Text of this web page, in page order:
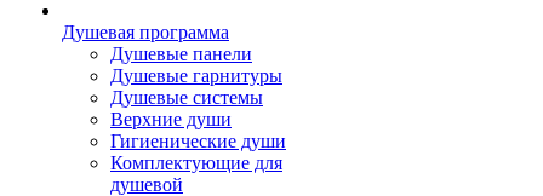
Душевая программа
Душевые панели
Душевые гарнитуры
Душевые системы
Верхние души
Гигиенические души
Комплектующие для
душевой